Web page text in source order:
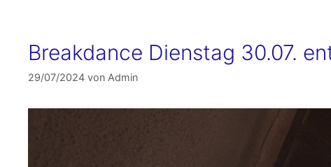
Breakdance Dienstag 30.07.
29/07/2024 von Admin